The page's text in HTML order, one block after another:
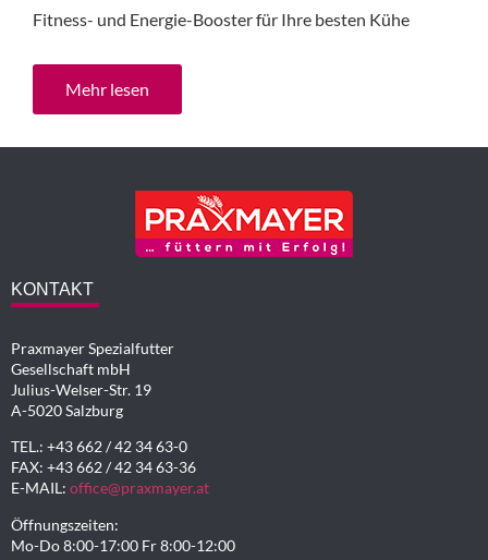
Fitness- und Energie-Booster für Ihre besten Kühe
Mehr lesen
KONTAKT
Praxmayer Spezialfutter
Gesellschaft mbH
Julius-Welser-Str. 19
A-5020 Salzburg
TEL.: +43 662 / 42 34 63-0
FAX: +43 662 / 42 34 63-36
E-MAIL: office@praxmayer.at
Öffnungszeiten:
Mo-Do 8:00-17:00 Fr 8:00-12:00